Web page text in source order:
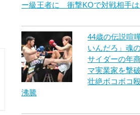
ー級王者に 衝撃KOで対戦相手は
44歳の伝説喧
いんだろ」魂
サイダーの年
マ実業家を撃
壮絶ボコボコ
沸騰